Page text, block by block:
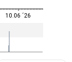
10.06 ´26